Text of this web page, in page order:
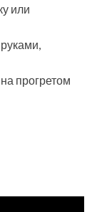
или
прогретом